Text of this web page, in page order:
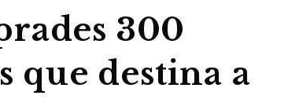
300
que destina a